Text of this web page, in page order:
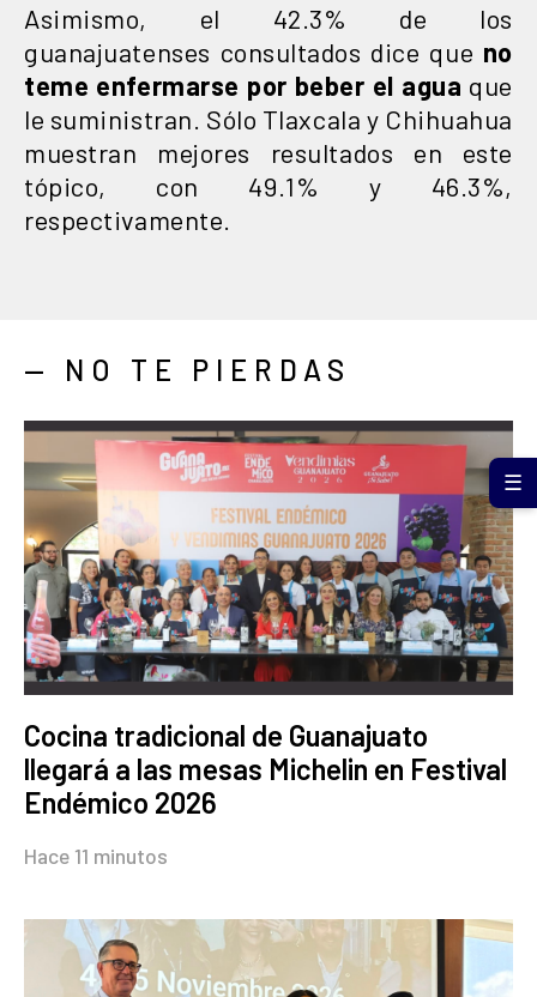
Asimismo, el 42.3% de los
guanajuatenses consultados dice que no
teme enfermarse por beber el agua que
le suministran. Sólo Tlaxcala y Chihuahua
muestran mejores resultados en este
tópico, con 49.1% y 46.3%,
respectivamente.
— NO TE PIERDAS
Cocina tradicional de Guanajuato
llegará a las mesas Michelin en Festival
Endémico 2026
Hace 11 minutos
☰